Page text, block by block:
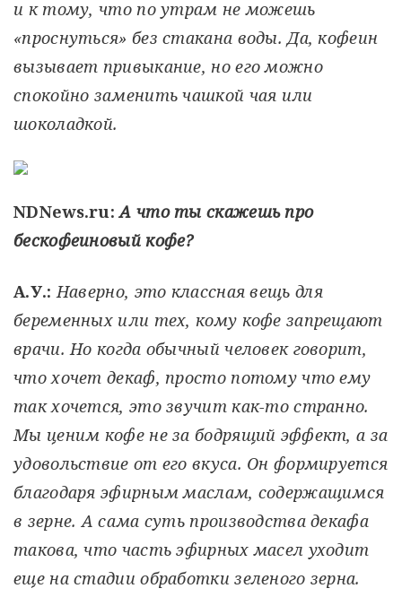
и к тому, что по утрам не можешь
«проснуться» без стакана воды. Да, кофеин
вызывает привыкание, но его можно
спокойно заменить чашкой чая или
шоколадкой.
NDNews.ru: А что ты скажешь про
бескофеиновый кофе?
А.У.: Наверно, это классная вещь для
беременных или тех, кому кофе запрещают
врачи. Но когда обычный человек говорит,
что хочет декаф, просто потому что ему
так хочется, это звучит как-то странно.
Мы ценим кофе не за бодрящий эффект, а за
удовольствие от его вкуса. Он формируется
благодаря эфирным маслам, содержащимся
в зерне. А сама суть производства декафа
такова, что часть эфирных масел уходит
еще на стадии обработки зеленого зерна.